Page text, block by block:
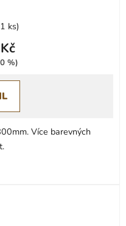
1 ks)
%)
Více barevných